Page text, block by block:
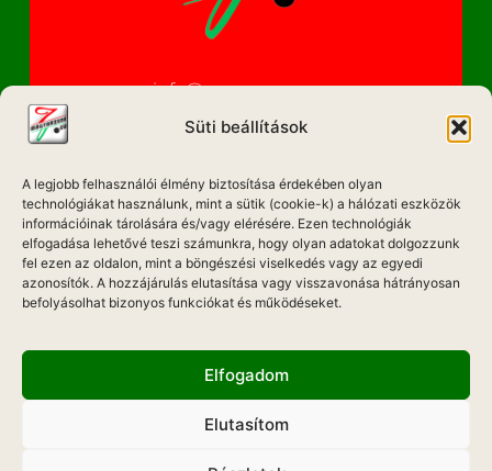
Süti beállítások
A legjobb felhasználói élmény biztosítása érdekében olyan
technológiákat használunk, mint a sütik (cookie-k) a hálózati eszközök
információinak tárolására és/vagy elérésére. Ezen technológiák
elfogadása lehetővé teszi számunkra, hogy olyan adatokat dolgozzunk
fel ezen az oldalon, mint a böngészési viselkedés vagy az egyedi
azonosítók. A hozzájárulás elutasítása vagy visszavonása hátrányosan
befolyásolhat bizonyos funkciókat és működéseket.
Elfogadom
Elutasítom
info@magyarzene.eu
IMPRESSZUM
ETIKAI KÓDEX
MÉDIA AJÁNLAT
ADATKEZELÉSI NYILATKOZAT
Hadd Szóljon!